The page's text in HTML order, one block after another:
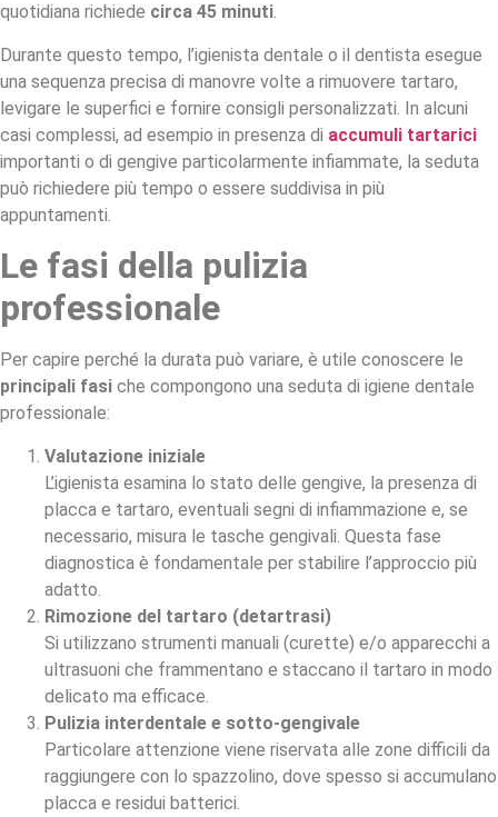
quotidiana richiede circa 45 minuti.
Durante questo tempo, l’igienista dentale o il dentista esegue
una sequenza precisa di manovre volte a rimuovere tartaro,
levigare le superfici e fornire consigli personalizzati. In alcuni
casi complessi, ad esempio in presenza di accumuli tartarici
importanti o di gengive particolarmente infiammate, la seduta
può richiedere più tempo o essere suddivisa in più
appuntamenti.
Le fasi della pulizia
professionale
Per capire perché la durata può variare, è utile conoscere le
principali fasi che compongono una seduta di igiene dentale
professionale:
Valutazione iniziale
L’igienista esamina lo stato delle gengive, la presenza di
placca e tartaro, eventuali segni di infiammazione e, se
necessario, misura le tasche gengivali. Questa fase
diagnostica è fondamentale per stabilire l’approccio più
adatto.
Rimozione del tartaro (detartrasi)
Si utilizzano strumenti manuali (curette) e/o apparecchi a
ultrasuoni che frammentano e staccano il tartaro in modo
delicato ma efficace.
Pulizia interdentale e sotto-gengivale
Particolare attenzione viene riservata alle zone difficili da
raggiungere con lo spazzolino, dove spesso si accumulano
placca e residui batterici.